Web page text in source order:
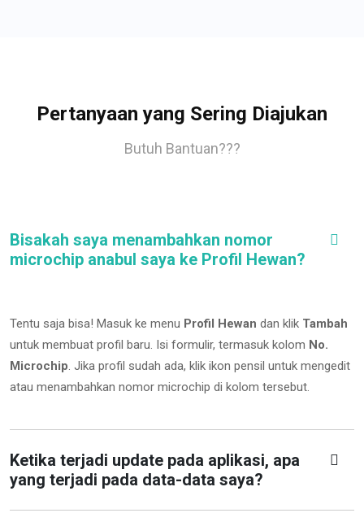
Pertanyaan yang Sering Diajukan
Butuh Bantuan???
Bisakah saya menambahkan nomor
microchip anabul saya ke Profil Hewan?
Tentu saja bisa! Masuk ke menu Profil Hewan dan klik Tambah
untuk membuat profil baru. Isi formulir, termasuk kolom No.
Microchip. Jika profil sudah ada, klik ikon pensil untuk mengedit
atau menambahkan nomor microchip di kolom tersebut.
Ketika terjadi update pada aplikasi, apa
yang terjadi pada data-data saya?